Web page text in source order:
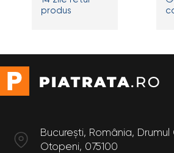
produs
București, România,
Otopeni, 075100